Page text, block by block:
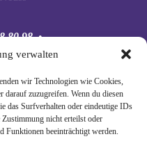
verwalten
wir Technologien wie Cookies,
darauf zuzugreifen. Wenn du diesen
das Surfverhalten oder eindeutige IDs
Zustimmung nicht erteilst oder
Funktionen beeinträchtigt werden.
80 98•
98
•
» Wiebke Schäkel